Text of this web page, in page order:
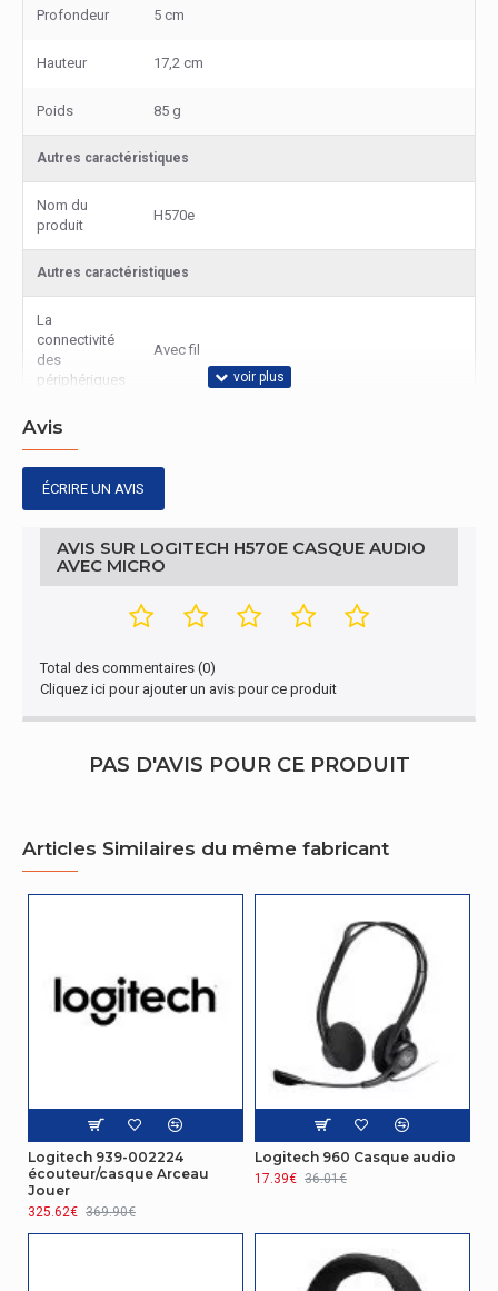
Profondeur 5 cm
Hauteur 17,2 cm
Poids 85 g
Autres caractéristiques
Nom du
produit
H570e
Autres caractéristiques
La
connectivité
des
périphériques
Avec fil
Emballage
l'emballage
Profondeur
l'emballage
6 cm
Poids du
paquet
Casques/Ecouteurs
casque
Bandeau
écouteurs
31,5 - 20000 Hz
Microphone
Sensibilité du
microphone
-47 dB
Autres caractéristiques
Avis
ÉCRIRE UN AVIS
AVIS SUR LOGITECH H570E CASQUE AUDIO
AVEC MICRO
Total des commentaires (0)
Cliquez ici pour ajouter un avis pour ce produit
PAS D'AVIS POUR CE PRODUIT
Articles Similaires du même fabricant
Logitech 939-002224
écouteur/casque Arceau
Jouer
325.62€ 369.90€
Logitech 960 Casque audio
17.39€ 36.01€